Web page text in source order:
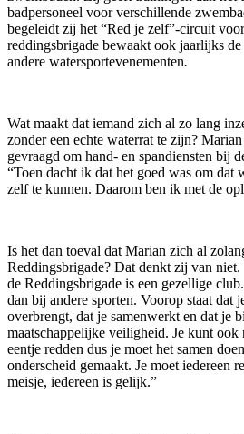
badpersoneel voor verschillende
begeleidt zij het “Red je zelf”-circuit
reddingsbrigade bewaakt ook jaarlijks
andere watersportevenementen.
Wat maakt dat iemand zich al zo lang
zonder een echte waterrat te zijn?
gevraagd om hand- en spandiensten bij
“Toen dacht ik dat het goed was om dat
zelf te kunnen. Daarom ben ik met de
Is het dan toeval dat Marian zich al
Reddingsbrigade? Dat denkt zij van
de Reddingsbrigade is een gezellige
dan bij andere sporten. Voorop staat dat
overbrengt, dat je samenwerkt en dat je
maatschappelijke veiligheid. Je kunt ook
eentje redden dus je moet het samen
onderscheid gemaakt. Je moet iedereen
meisje, iedereen is gelijk.”